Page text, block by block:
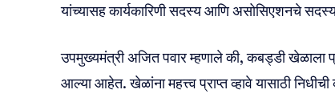
यांच्यासह कार्यकारिणी सदस्य आणि असोसिएशनचे
उपमुख्यमंत्री अजित पवार म्हणाले की, कबड्डी खेळाला
आल्या आहेत. खेळांना महत्त्व प्राप्त व्हावे यासाठी